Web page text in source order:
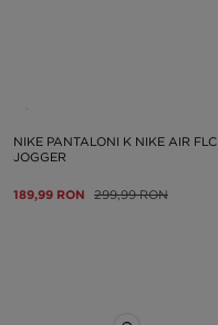
NIKE PANTALONI K NIKE AIR FLC
JOGGER
189,99 RON 299,99 RON